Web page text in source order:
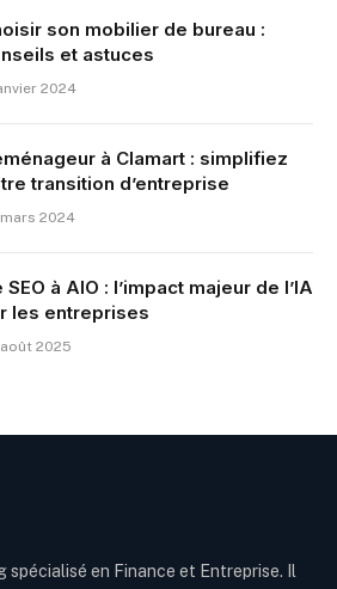
son mobilier de bureau :
et astuces
2024
à Clamart : simplifiez
transition d’entreprise
2024
SEO à AIO : l’impact majeur de l’IA
les entreprises
2025
spécialisé en Finance et Entreprise. Il